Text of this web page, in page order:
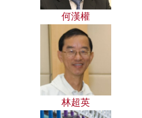
何漢權
林超英